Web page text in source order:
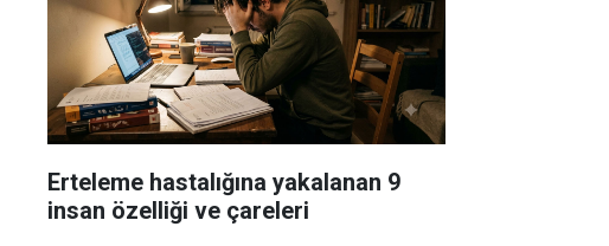
Erteleme hastalığına yakalanan 9
insan özelliği ve çareleri